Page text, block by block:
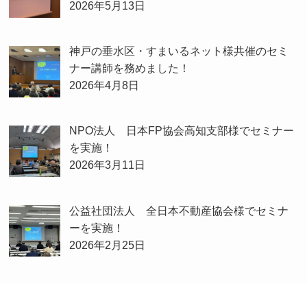
2026年5月13日
神戸の垂水区・すまいるネット様共催のセミ
ナー講師を務めました！
2026年4月8日
NPO法人 日本FP協会高知支部様でセミナー
を実施！
2026年3月11日
公益社団法人 全日本不動産協会様でセミナ
ーを実施！
2026年2月25日